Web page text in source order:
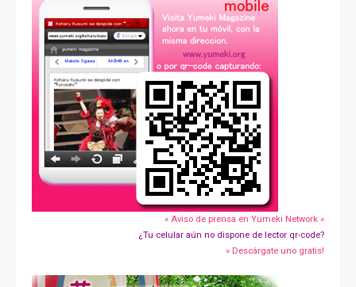
» Aviso de prensa en Yumeki Network »
¿Tu celular aún no dispone de lector qr-code?
» Descárgate uno gratis!